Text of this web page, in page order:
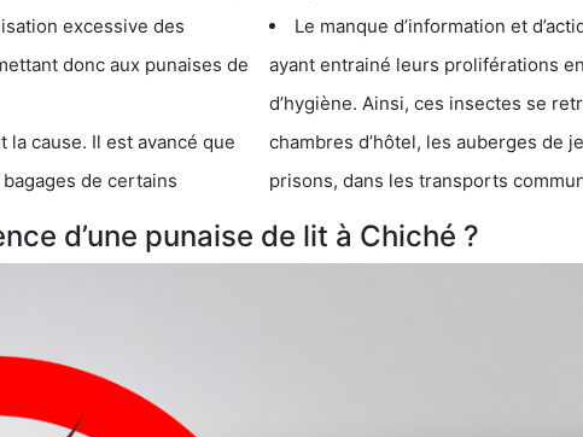
des
de
Il est avancé que
certains
Le manque d’information et
ayant entrainé leurs proliférations
d’hygiène. Ainsi, ces insectes se
chambres d’hôtel, les auberges de
prisons, dans les transports
d’une punaise de lit à Chiché ?